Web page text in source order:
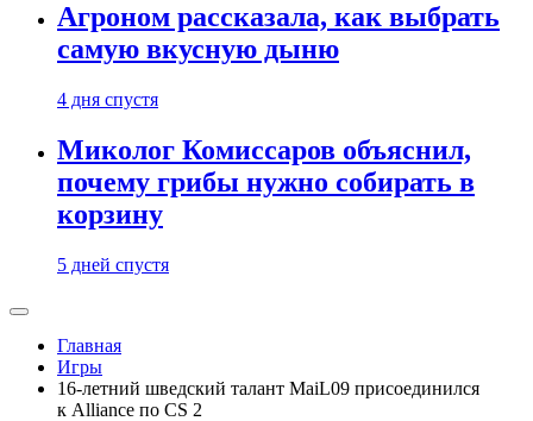
Агроном рассказала, как выбрать
самую вкусную дыню
4 дня спустя
Миколог Комиссаров объяснил,
почему грибы нужно собирать в
корзину
5 дней спустя
Главная
Игры
16-летний шведский талант MaiL09 присоединился
к Alliance по CS 2